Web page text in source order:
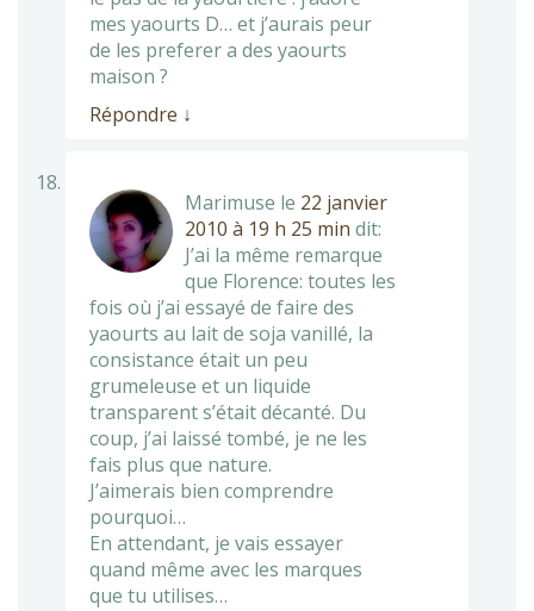
mes yaourts D… et j’aurais peur
de les preferer a des yaourts
maison ?
Répondre ↓
Marimuse le 22 janvier
2010 à 19 h 25 min dit:
J’ai la même remarque
que Florence: toutes les
fois où j’ai essayé de faire des
yaourts au lait de soja vanillé, la
consistance était un peu
grumeleuse et un liquide
transparent s’était décanté. Du
coup, j’ai laissé tombé, je ne les
fais plus que nature.
J’aimerais bien comprendre
pourquoi…
En attendant, je vais essayer
quand même avec les marques
que tu utilises…